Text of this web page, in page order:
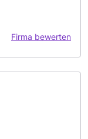
Firma bewerten